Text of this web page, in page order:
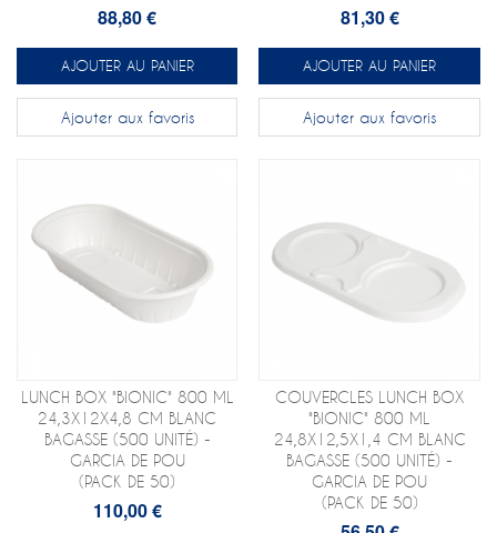
88,80 €
AJOUTER AU PANIER
Ajouter aux favoris
81,30 €
AJOUTER AU PANIER
Ajouter aux favoris
LUNCH BOX "BIONIC" 800 ML
24,3X12X4,8 CM BLANC
BAGASSE (500 UNITÉ) -
GARCIA DE POU
(PACK DE 50)
110,00 €
COUVERCLES LUNCH BOX
"BIONIC" 800 ML
24,8X12,5X1,4 CM BLANC
BAGASSE (500 UNITÉ) -
GARCIA DE POU
(PACK DE 50)